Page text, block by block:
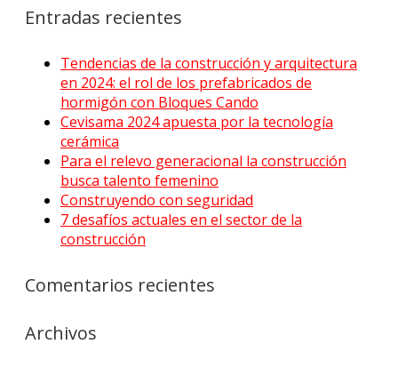
Entradas recientes
Tendencias de la construcción y arquitectura
en 2024: el rol de los prefabricados de
hormigón con Bloques Cando
Cevisama 2024 apuesta por la tecnología
cerámica
Para el relevo generacional la construcción
busca talento femenino
Construyendo con seguridad
7 desafíos actuales en el sector de la
construcción
Comentarios recientes
Archivos